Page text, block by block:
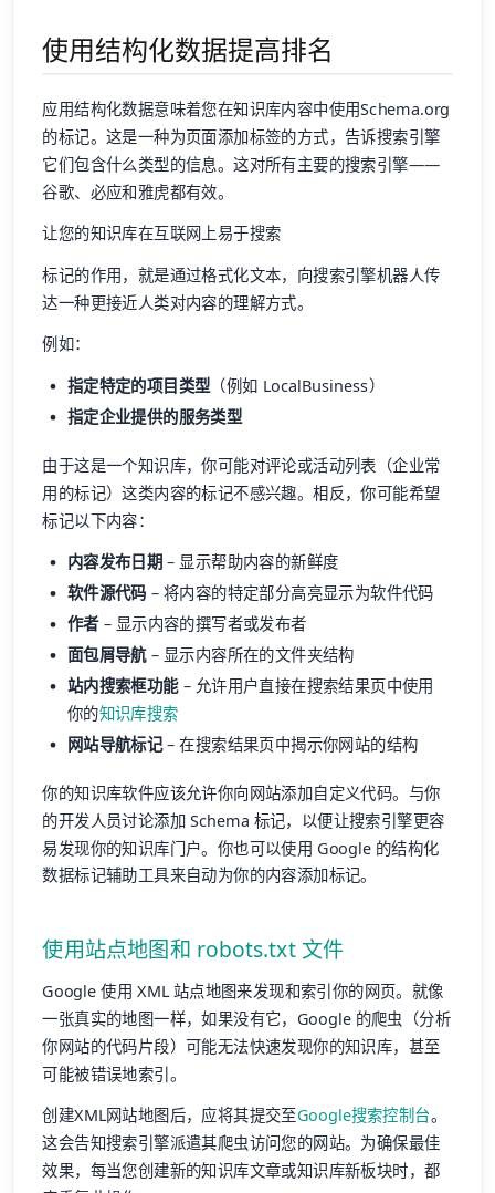
使用结构化数据提高排名
应用结构化数据意味着您在知识库内容中使用Schema.org
的标记。这是一种为页面添加标签的方式，告诉搜索引擎
它们包含什么类型的信息。这对所有主要的搜索引擎——
谷歌、必应和雅虎都有效。
让您的知识库在互联网上易于搜索
标记的作用，就是通过格式化文本，向搜索引擎机器人传
达一种更接近人类对内容的理解方式。
例如：
指定特定的项目类型（例如 LocalBusiness）
指定企业提供的服务类型
由于这是一个知识库，你可能对评论或活动列表（企业常
用的标记）这类内容的标记不感兴趣。相反，你可能希望
标记以下内容：
内容发布日期 – 显示帮助内容的新鲜度
软件源代码 – 将内容的特定部分高亮显示为软件代码
作者– 显示内容的撰写者或发布者
面包屑导航– 显示内容所在的文件夹结构
站内搜索框功能– 允许用户直接在搜索结果页中使用
你的知识库搜索
网站导航标记– 在搜索结果页中揭示你网站的结构
你的知识库软件应该允许你向网站添加自定义代码。与你
的开发人员讨论添加 Schema 标记，以便让搜索引擎更容
易发现你的知识库门户。你也可以使用 Google 的结构化
数据标记辅助工具来自动为你的内容添加标记。
使用站点地图和 robots.txt 文件
Google 使用 XML 站点地图来发现和索引你的网页。就像
一张真实的地图一样，如果没有它，Google 的爬虫（分析
你网站的代码片段）可能无法快速发现你的知识库，甚至
可能被错误地索引。
创建XML网站地图后，应将其提交至Google搜索控制台。
这会告知搜索引擎派遣其爬虫访问您的网站。为确保最佳
效果，每当您创建新的知识库文章或知识库新板块时，都